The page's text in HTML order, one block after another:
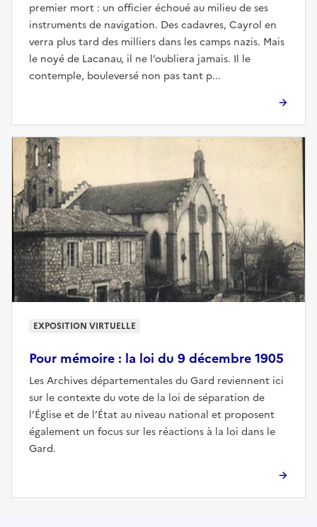
premier mort : un officier échoué au milieu de ses
instruments de navigation. Des cadavres, Cayrol en
verra plus tard des milliers dans les camps nazis. Mais
le noyé de Lacanau, il ne l’oubliera jamais. Il le
contemple, bouleversé non pas tant p...
Pour mémoire : la loi du 9 décembre 1905
Les Archives départementales du Gard reviennent ici
sur le contexte du vote de la loi de séparation de
l’Église et de l’État au niveau national et proposent
également un focus sur les réactions à la loi dans le
Gard.
EXPOSITION VIRTUELLE